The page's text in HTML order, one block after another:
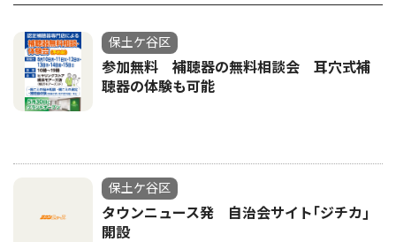
保土ケ谷区
参加無料 補聴器の無料相談会 耳穴式補
聴器の体験も可能
保土ケ谷区
タウンニュース発 自治会サイト｢ジチカ｣
開設